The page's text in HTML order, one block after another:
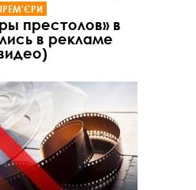
престолов» в
в рекламе